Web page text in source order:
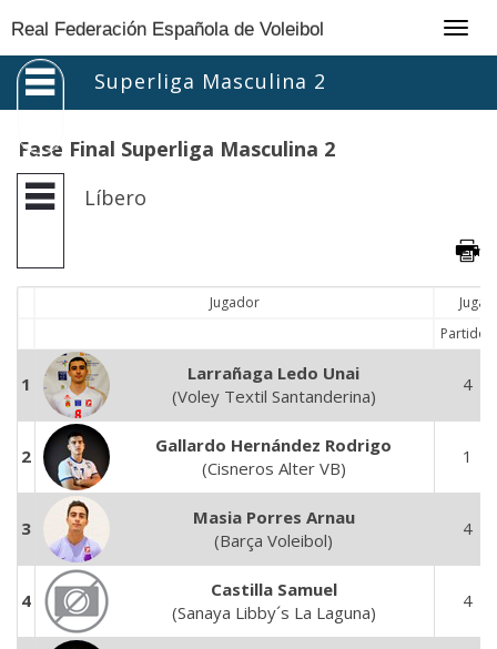
Real Federación Española de Voleibol
Superliga Masculina 2
Fase Final Superliga Masculina 2
Líbero
Jugador
Partidos
1
Larrañaga Ledo Unai
(Voley Textil Santanderina)
4
2
Gallardo Hernández Rodrigo
(Cisneros Alter VB)
1
3
Masia Porres Arnau
(Barça Voleibol)
4
4
Castilla Samuel
(Sanaya Libby´s La Laguna)
4